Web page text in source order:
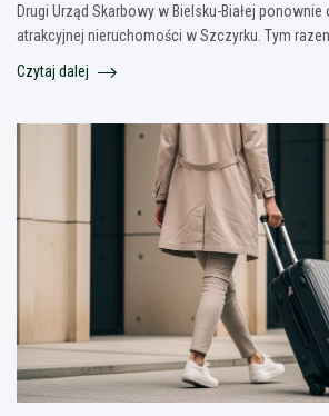
Drugi Urząd Skarbowy w Bielsku-Białej
atrakcyjnej nieruchomości w Szczyrku. Tym
Czytaj dalej